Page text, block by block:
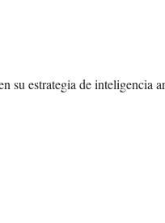
su estrategia de inteligencia